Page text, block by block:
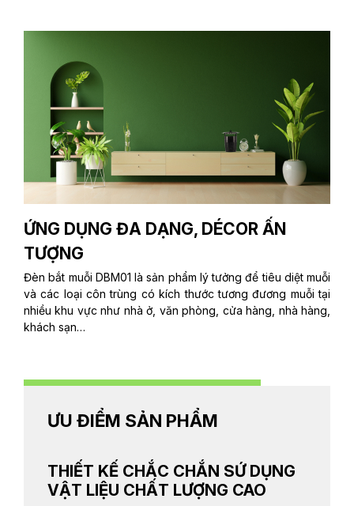
ỨNG DỤNG ĐA DẠNG, DÉCOR ẤN
TƯỢNG
Đèn bắt muỗi DBM01 là sản phẩm lý tưởng để tiêu diệt muỗi
và các loại côn trùng có kích thước tương đương muỗi tại
nhiều khu vực như nhà ở, văn phòng, cửa hàng, nhà hàng,
khách sạn…
ƯU ĐIỂM SẢN PHẨM
THIẾT KẾ CHẮC CHẮN SỨ DỤNG
VẬT LIỆU CHẤT LƯỢNG CAO